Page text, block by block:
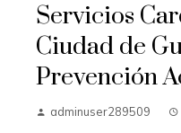
Servicios
Ciudad de
Prevención
adminuser289509